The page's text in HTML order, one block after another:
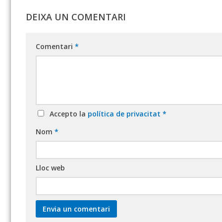
DEIXA UN COMENTARI
Comentari *
Accepto la política de privacitat *
Nom *
Lloc web